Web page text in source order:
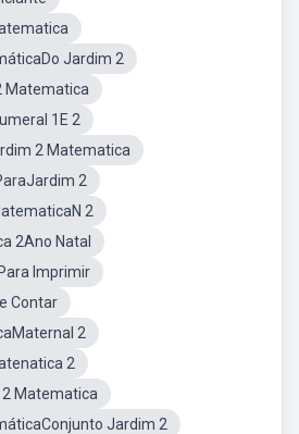
Jardim 2
Matematica
1E 2
2 Matematica
2
2
2Ano Natal
Imprimir
Contar
2
2
Matematica
Jardim 2